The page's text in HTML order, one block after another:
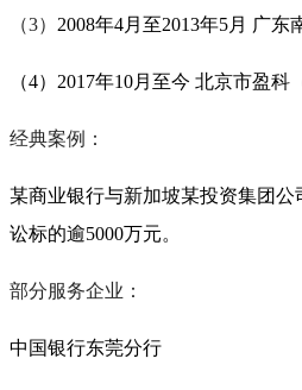
（3） 2008年4月至2013年5月 广东
（4）2017年10月至今 北京市盈
经典案例：
某商业银行与新加坡某投资集团
讼标的逾5000万元。
部分服务企业：
中国银行东莞分行